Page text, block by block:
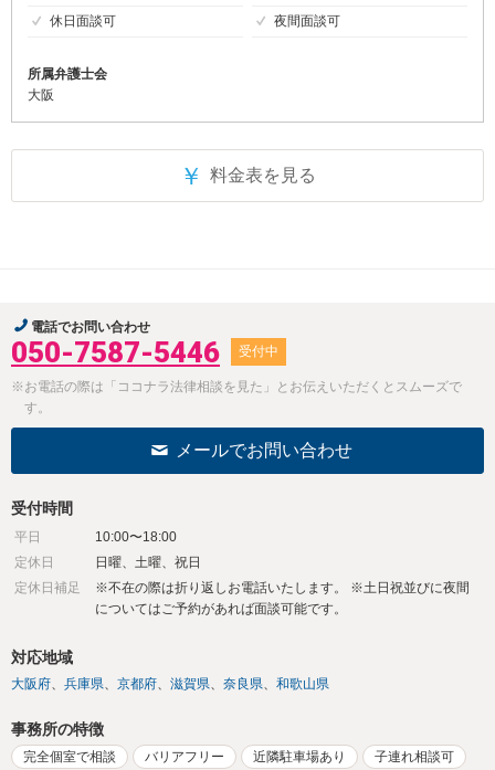
休日面談可
夜間面談可
所属弁護士会
大阪
￥ 料金表を見る
電話でお問い合わせ
050-7587-5446 受付中
※お電話の際は「ココナラ法律相談を見た」とお伝えいただくとスムーズで
す。
メールでお問い合わせ
受付時間
平日
10:00〜18:00
定休日
日曜、土曜、祝日
定休日補足
※不在の際は折り返しお電話いたします。 ※土日祝並びに夜間
についてはご予約があれば面談可能です。
対応地域
大阪府 兵庫県 京都府 滋賀県 奈良県 和歌山県
事務所の特徴
完全個室で相談 バリアフリー 近隣駐車場あり 子連れ相談可